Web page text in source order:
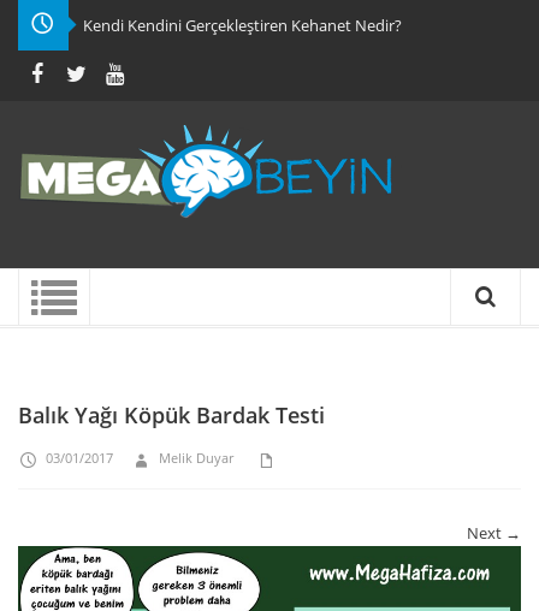
Kendi Kendini Gerçekleştiren Kehanet Nedir?
Balık Yağı Köpük Bardak Testi
03/01/2017 Melik Duyar
Next →